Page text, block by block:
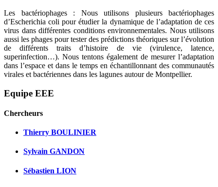
Les bactériophages : Nous utilisons plusieurs bactériophages
d’Escherichia coli pour étudier la dynamique de l’adaptation de ces
virus dans différentes conditions environnementales. Nous utilisons
aussi les phages pour tester des prédictions théoriques sur l’évolution
de différents traits d’histoire de vie (virulence, latence,
superinfection…). Nous tentons également de mesurer l’adaptation
dans l’espace et dans le temps en échantillonnant des communautés
virales et bactériennes dans les lagunes autour de Montpellier.
Equipe EEE
Chercheurs
Thierry BOULINIER
Sylvain GANDON
Sébastien LION